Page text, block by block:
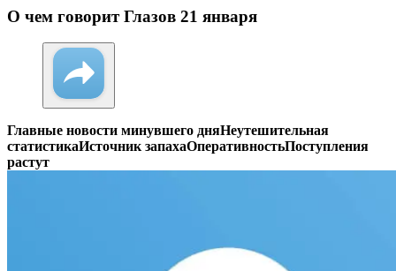
О чем говорит Глазов 21 января
Главные новости минувшего дняНеутешительная
статистикаИсточник запахаОперативностьПоступления
растут